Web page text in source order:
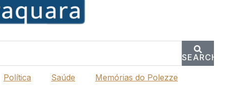
SEARCH
Política Saúde
Memórias do Polezze